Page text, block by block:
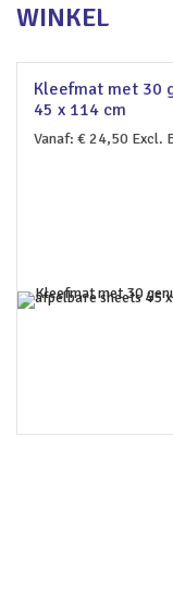
WINKEL
Kleefmat met 30
45 x 114 cm
Vanaf: €24,50 Excl.